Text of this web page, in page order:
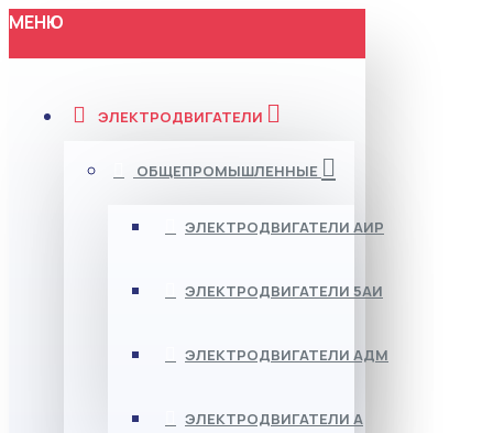
МЕНЮ
ЭЛЕКТРОДВИГАТЕЛИ
ОБЩЕПРОМЫШЛЕННЫЕ
ЭЛЕКТРОДВИГАТЕЛИ АИР
ЭЛЕКТРОДВИГАТЕЛИ 5АИ
ЭЛЕКТРОДВИГАТЕЛИ АДМ
ЭЛЕКТРОДВИГАТЕЛИ А